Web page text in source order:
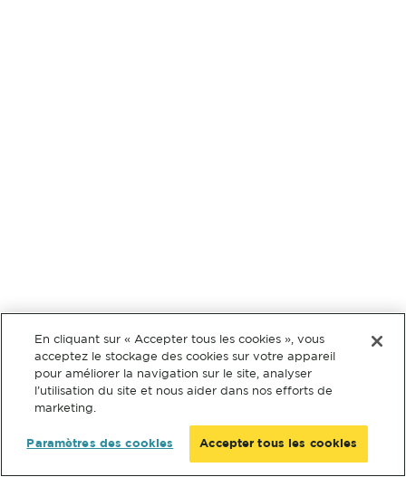
En cliquant sur « Accepter tous les cookies », vous
acceptez le stockage des cookies sur votre appareil
pour améliorer la navigation sur le site, analyser
l’utilisation du site et nous aider dans nos efforts de
marketing.
Paramètres des cookies Accepter tous les cookies